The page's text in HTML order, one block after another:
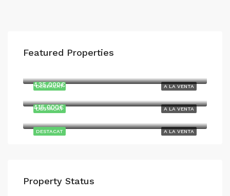
Featured Properties
A LA VENTA
DESTACAT
A LA VENTA
DESTACAT
435,000€
A LA VENTA
DESTACAT
415,000€
Property Status